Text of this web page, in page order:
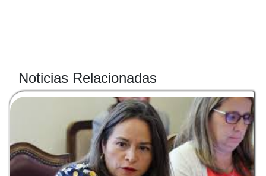
Noticias Relacionadas